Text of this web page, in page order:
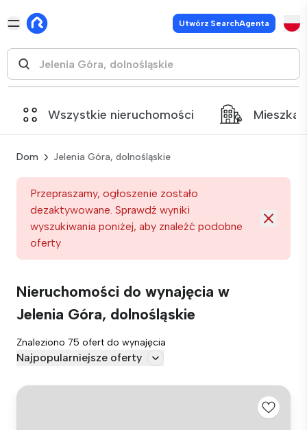
Utwórz SearchAgenta
Wszystkie nieruchomości
Dom Jelenia Góra, dolnośląskie
Przepraszamy, ogłoszenie zostało
dezaktywowane. Sprawdź wyniki
wyszukiwania poniżej, aby znaleźć podobne
oferty
Nieruchomości do wynajęcia w
Jelenia Góra, dolnośląskie
Znaleziono 75 ofert do wynajęcia
Najpopularniejsze oferty